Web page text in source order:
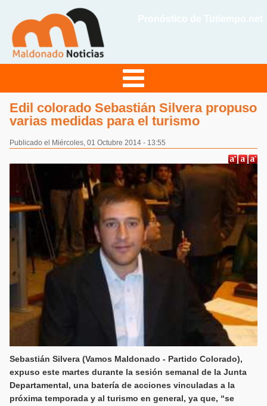
Edil colorado Sebastián Silvera propuso
varias medidas para el turismo
Publicado el Miércoles, 01 Octubre 2014 - 13:55
Sebastián Silvera (Vamos Maldonado - Partido Colorado),
expuso este martes durante la sesión semanal de la Junta
Departamental, una batería de acciones vinculadas a la
próxima temporada y al turismo en general, ya que, “se